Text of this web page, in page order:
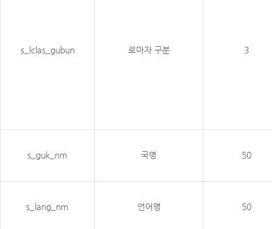
s_lclas_gubun 로마자 구분 3
s_guk_nm 국명 50
s_lang_nm 언어명 50